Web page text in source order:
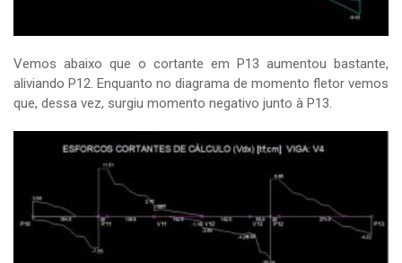
Vemos abaixo que o cortante em P13 aumentou bastante,
aliviando P12. Enquanto no diagrama de momento fletor vemos
que, dessa vez, surgiu momento negativo junto à P13.